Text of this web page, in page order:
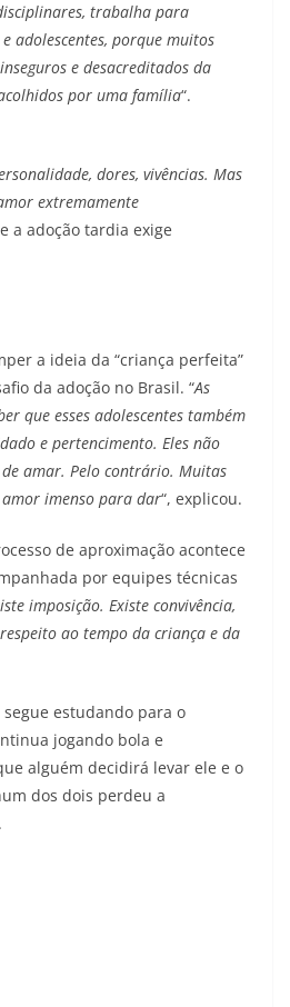
trabalha para
adolescentes, porque muitos
e desacreditados da
por uma família“.
dores, vivências. Mas
extremamente
a adoção tardia exige
a ideia da “criança perfeita”
da adoção no Brasil. “As
que esses adolescentes também
e pertencimento. Eles não
amar. Pelo contrário. Muitas
imenso para dar“, explicou.
de aproximação acontece
por equipes técnicas
imposição. Existe convivência,
ao tempo da criança e da
estudando para o
jogando bola e
alguém decidirá levar ele e o
dos dois perdeu a